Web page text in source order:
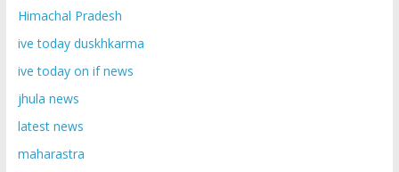
Himachal Pradesh
ive today duskhkarma
ive today on if news
jhula news
latest news
maharastra